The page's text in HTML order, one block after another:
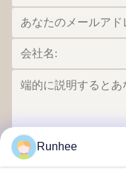
Runhee